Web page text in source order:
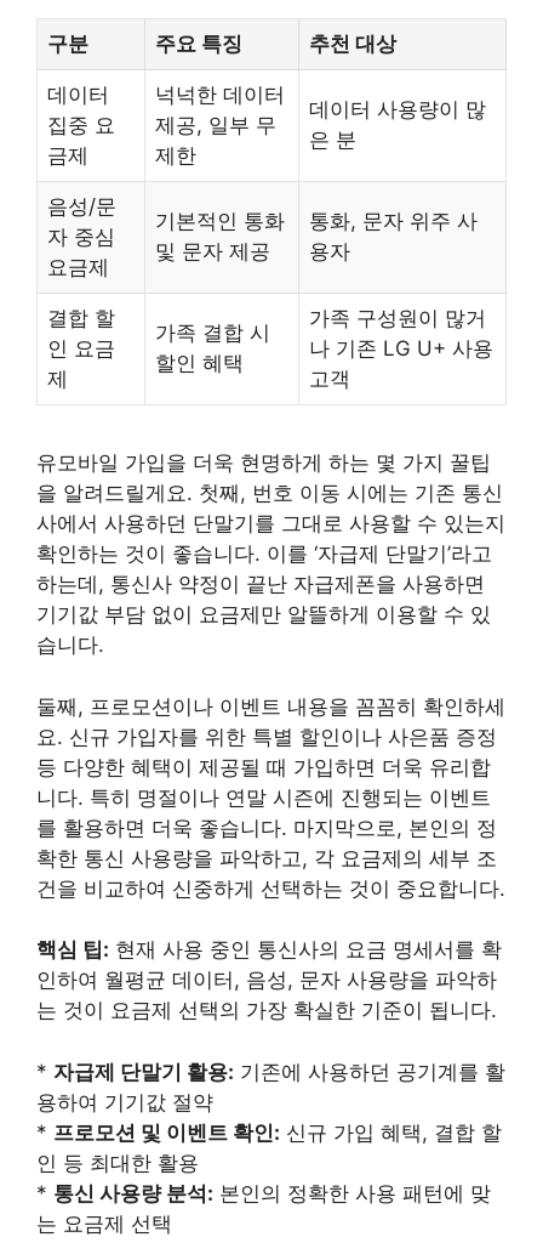
구분 주요 특징 추천 대상
데이터
집중 요
금제
넉넉한 데이터
제공, 일부 무
제한
데이터 사용량이 많
은 분
음성/문
자 중심
요금제
기본적인 통화
및 문자 제공
통화, 문자 위주 사
용자
결합 할
인 요금
제
가족 결합 시
할인 혜택
가족 구성원이 많거
나 기존 LG U+ 사용
고객
유모바일 가입을 더욱 현명하게 하는 몇 가지 꿀팁
을 알려드릴게요. 첫째, 번호 이동 시에는 기존 통신
사에서 사용하던 단말기를 그대로 사용할 수 있는지
확인하는 것이 좋습니다. 이를 ‘자급제 단말기’라고
하는데, 통신사 약정이 끝난 자급제폰을 사용하면
기기값 부담 없이 요금제만 알뜰하게 이용할 수 있
습니다.
둘째, 프로모션이나 이벤트 내용을 꼼꼼히 확인하세
요. 신규 가입자를 위한 특별 할인이나 사은품 증정
등 다양한 혜택이 제공될 때 가입하면 더욱 유리합
니다. 특히 명절이나 연말 시즌에 진행되는 이벤트
를 활용하면 더욱 좋습니다. 마지막으로, 본인의 정
확한 통신 사용량을 파악하고, 각 요금제의 세부 조
건을 비교하여 신중하게 선택하는 것이 중요합니다.
핵심 팁: 현재 사용 중인 통신사의 요금 명세서를 확
인하여 월평균 데이터, 음성, 문자 사용량을 파악하
는 것이 요금제 선택의 가장 확실한 기준이 됩니다.
* 자급제 단말기 활용: 기존에 사용하던 공기계를 활
용하여 기기값 절약
* 프로모션 및 이벤트 확인: 신규 가입 혜택, 결합 할
인 등 최대한 활용
* 통신 사용량 분석: 본인의 정확한 사용 패턴에 맞
는 요금제 선택